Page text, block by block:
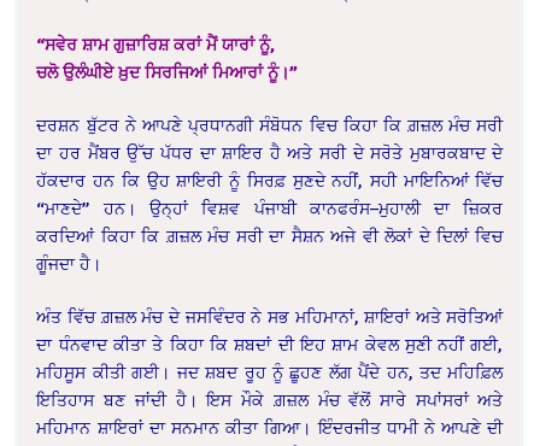
“ਸਵੇਰ ਸ਼ਾਮ ਗੁਜ਼ਾਰਿਸ਼ ਕਰਾਂ ਮੈਂ ਯਾਰਾਂ ਨੂੰ,
ਚਲੋ ਉਲੰਘੀਏ ਖ਼ੁਦ ਸਿਰਜਿਆਂ ਮਿਆਰਾਂ ਨੂੰ।”
ਦਰਸ਼ਨ ਬੁੱਟਰ ਨੇ ਆਪਣੇ ਪ੍ਰਧਾਨਗੀ ਸੰਬੋਧਨ ਵਿਚ ਕਿਹਾ ਕਿ ਗ਼ਜ਼ਲ ਮੰਚ ਸਰੀ
ਦਾ ਹਰ ਮੈਂਬਰ ਉੱਚ ਪੱਧਰ ਦਾ ਸ਼ਾਇਰ ਹੈ ਅਤੇ ਸਰੀ ਦੇ ਸਰੋਤੇ ਮੁਬਾਰਕਬਾਦ ਦੇ
ਹੱਕਦਾਰ ਹਨ ਕਿ ਉਹ ਸ਼ਾਇਰੀ ਨੂੰ ਸਿਰਫ਼ ਸੁਣਦੇ ਨਹੀਂ, ਸਹੀ ਮਾਇਨਿਆਂ ਵਿੱਚ
“ਮਾਣਦੇ” ਹਨ।
ਉਨ੍ਹਾਂ ਵਿਸ਼ਵ ਪੰਜਾਬੀ ਕਾਨਫਰੰਸ–ਮੁਹਾਲੀ ਦਾ ਜ਼ਿਕਰ
ਕਰਦਿਆਂ ਕਿਹਾ ਕਿ ਗ਼ਜ਼ਲ ਮੰਚ ਸਰੀ ਦਾ ਸੈਸ਼ਨ ਅਜੇ ਵੀ ਲੋਕਾਂ ਦੇ ਦਿਲਾਂ ਵਿਚ
ਗੂੰਜਦਾ ਹੈ।
ਅੰਤ ਵਿੱਚ ਗ਼ਜ਼ਲ ਮੰਚ ਦੇ ਜਸਵਿੰਦਰ ਨੇ ਸਭ ਮਹਿਮਾਨਾਂ, ਸ਼ਾਇਰਾਂ ਅਤੇ ਸਰੋਤਿਆਂ
ਦਾ ਧੰਨਵਾਦ ਕੀਤਾ ਤੇ ਕਿਹਾ ਕਿ ਸ਼ਬਦਾਂ ਦੀ ਇਹ ਸ਼ਾਮ ਕੇਵਲ ਸੁਣੀ ਨਹੀਂ ਗਈ,
ਮਹਿਸੂਸ ਕੀਤੀ ਗਈ। ਜਦ ਸ਼ਬਦ ਰੂਹ ਨੂੰ ਛੂਹਣ ਲੱਗ ਪੈਂਦੇ ਹਨ, ਤਦ ਮਹਿਫ਼ਿਲ
ਇਤਿਹਾਸ ਬਣ ਜਾਂਦੀ ਹੈ। ਇਸ ਮੌਕੇ ਗ਼ਜ਼ਲ ਮੰਚ ਵੱਲੋਂ ਸਾਰੇ ਸਪਾਂਸਰਾਂ ਅਤੇ
ਮਹਿਮਾਨ ਸ਼ਾਇਰਾਂ ਦਾ ਸਨਮਾਨ ਕੀਤਾ ਗਿਆ। ਇੰਦਰਜੀਤ ਧਾਮੀ ਨੇ ਆਪਣੇ ਦੀ